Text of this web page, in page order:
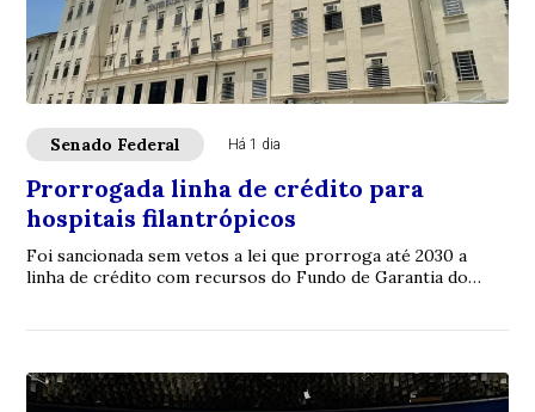
Senado Federal Há 1 dia
Prorrogada linha de crédito para
hospitais filantrópicos
Foi sancionada sem vetos a lei que prorroga até 2030 a
linha de crédito com recursos do Fundo de Garantia do